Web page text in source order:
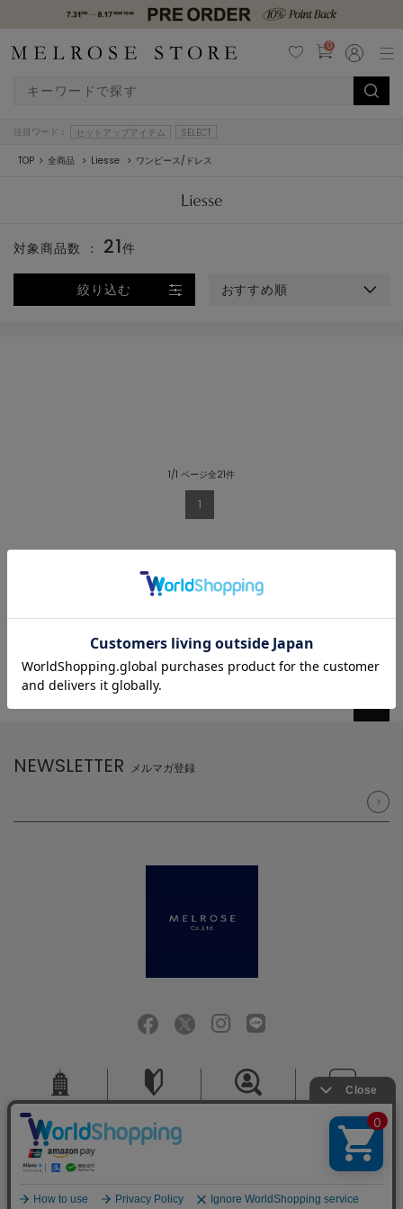
0
注目ワード： セットアップアイテム SELECT
TOP 全商品 Liesse ワンピース/ドレス
絞り込む おすすめ順
対象商品数 ： 21件
1/1 ページ全21件
1
NEWSLETTER メルマガ登録
会社概要 お問い合せ
ご利用規約 特定商取引法に基づく表記
COPYRIGHT (C) MELROSE CO.,LTD.ALL RIGHTS RESERVED.